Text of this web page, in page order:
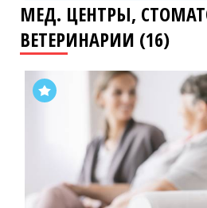
МЕД. ЦЕНТРЫ,
ВЕТЕРИНАРИИ (16)